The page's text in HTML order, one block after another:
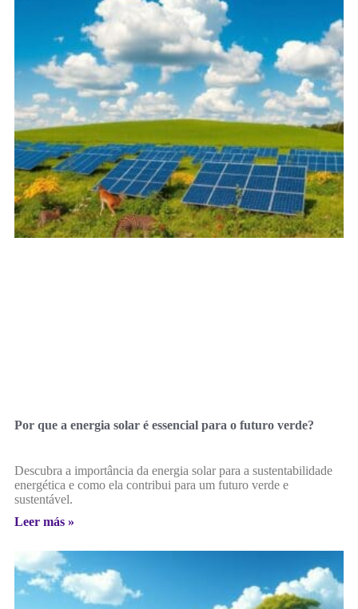
Por que a energia solar é essencial para o futuro verde?
Descubra a importância da energia solar para a sustentabilidade
energética e como ela contribui para um futuro verde e
sustentável.
Leer más »